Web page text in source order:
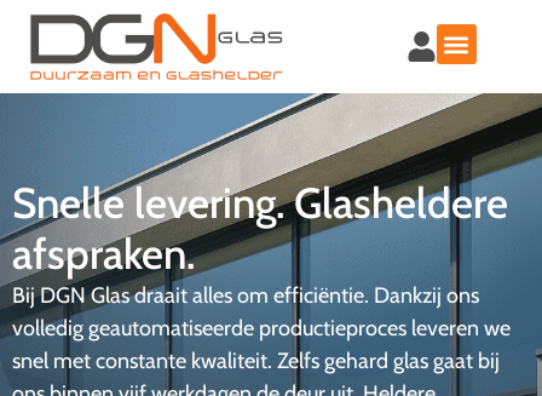
Snelle levering. Glasheldere
afspraken.
Bij DGN Glas draait alles om efficiëntie. Dankzij ons
volledig geautomatiseerde productieproces leveren we
snel met constante kwaliteit. Zelfs gehard glas gaat bij